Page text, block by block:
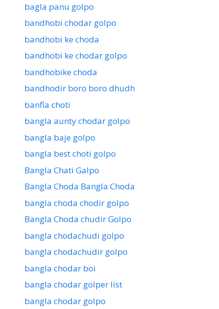
bagla panu golpo
bandhobi chodar golpo
bandhobi ke choda
bandhobi ke chodar golpo
bandhobike choda
bandhodir boro boro dhudh
banfla choti
bangla aunty chodar golpo
bangla baje golpo
bangla best choti golpo
Bangla Chati Galpo
Bangla Choda Bangla Choda
bangla choda chodir golpo
Bangla Choda chudir Golpo
bangla chodachudi golpo
bangla chodachudir golpo
bangla chodar boi
bangla chodar golper list
bangla chodar golpo